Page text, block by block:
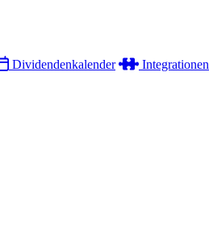
Dividendenkalender Integrationen